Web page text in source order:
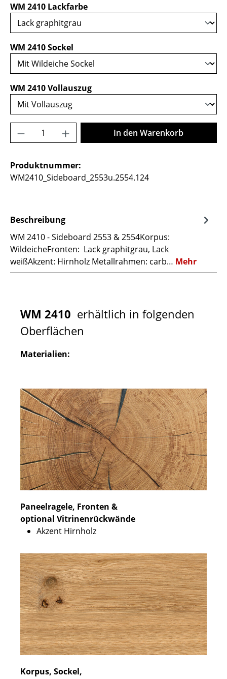
WM 2410 Lackfarbeauswählen
WM 2410 Sockel
WM 2410 Vollauszugauswählen
Produkt Anzahl: Gib den gewünschten
In den Warenkorb
Produktnummer:
WM2410_Sideboard_2553u.2554.124
Beschreibung
WM 2410 - Sideboard 2553 & 2554Korpus:
WildeicheFronten: Lack graphitgrau, Lack
weißAkzent: Hirnholz Metallrahmen: carb… Mehr
WM 2410 erhältlich in folgenden
Oberflächen
Materialien:
Paneelragele, Fronten &
optional Vitrinenrückwände
Akzent Hirnholz
Korpus, Sockel,